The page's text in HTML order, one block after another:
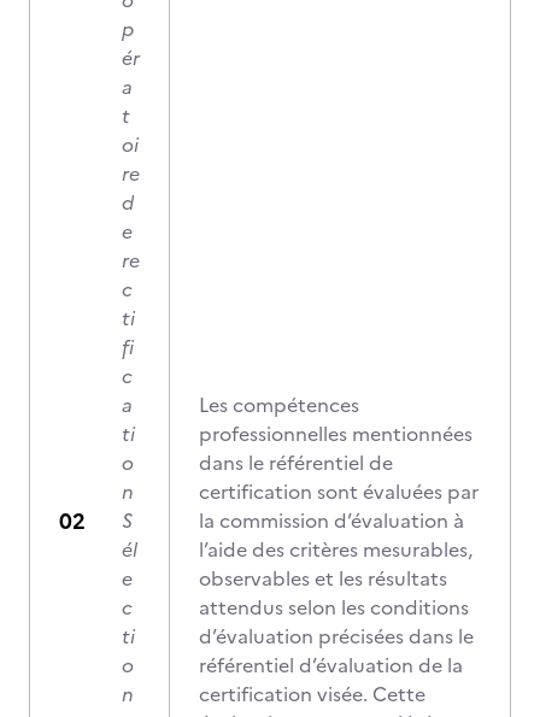
p
ér
a
t
oi
re
d
e
re
c
ti
fi
c
a
ti
o
n
S
él
e
c
ti
o
n
Les compétences
professionnelles mentionnées
dans le référentiel de
certification sont évaluées par
la commission d’évaluation à
l’aide des critères mesurables,
observables et les résultats
attendus selon les conditions
d’évaluation précisées dans le
référentiel d’évaluation de la
certification visée. Cette